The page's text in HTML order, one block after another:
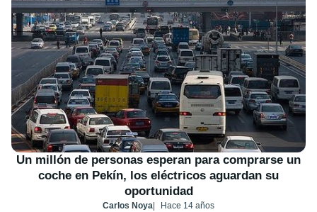
Un millón de personas esperan para comprarse un
coche en Pekín, los eléctricos aguardan su
oportunidad
Carlos Noya Hace 14 años